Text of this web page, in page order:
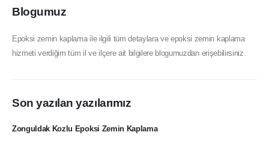
Blogumuz
Epoksi zemin kaplama ile ilgili tüm detaylara ve epoksi zemin kaplama
hizmeti verdiğim tüm il ve ilçere ait bilgilere blogumuzdan erişebilirsiniz.
Son yazılan yazılarımız
Zonguldak Kozlu Epoksi Zemin Kaplama